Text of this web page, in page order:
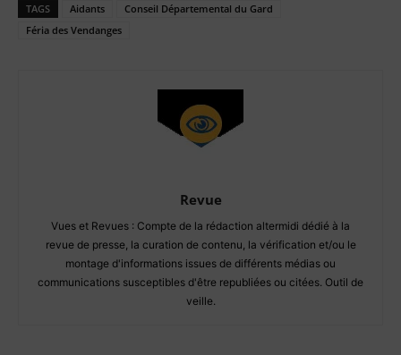
TAGS Aidants
Conseil Départemental du Gard
Féria des Vendanges
Revue
Vues et Revues : Compte de la rédaction altermidi dédié à la
revue de presse, la curation de contenu, la vérification et/ou le
montage d'informations issues de différents médias ou
communications susceptibles d'être republiées ou citées. Outil de
veille.